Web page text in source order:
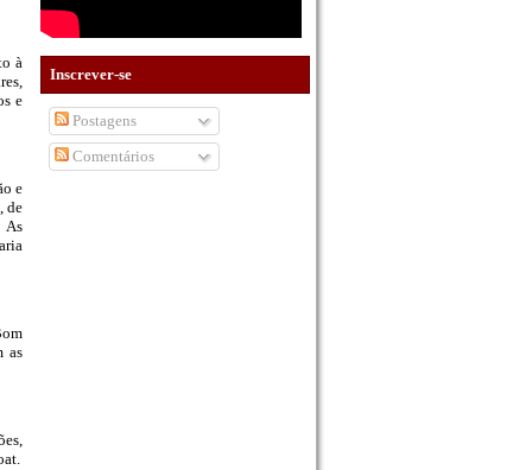
à
e
e
de
As
as
Inscrever-se
Postagens
Comentários